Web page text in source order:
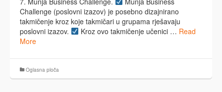
Challenge (poslovni izazov) je posebno dizajnirano
takmičenje kroz koje takmičari u grupama rješavaju
poslovni izazov.
Kroz ovo takmičenje učenici … Read
More
Oglasna ploča